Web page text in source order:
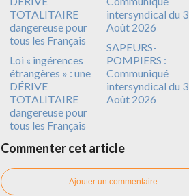
Loi « ingérences
étrangères » : une
DÉRIVE
TOTALITAIRE
dangereuse pour
tous les Français
SAPEURS-
POMPIERS :
Communiqué
intersyndical du 3
Août 2026
Commenter cet article
Ajouter un commentaire